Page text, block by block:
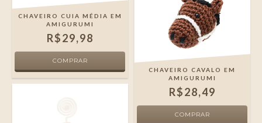
CHAVEIRO CUIA MÉDIA EM
AMIGURUMI
R$29,98
CHAVEIRO CAVALO EM
AMIGURUMI
R$28,49